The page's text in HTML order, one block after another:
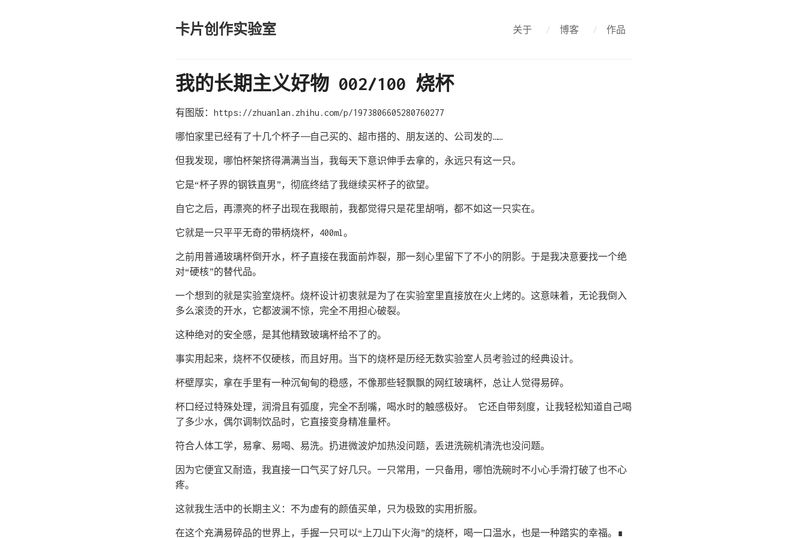
卡片创作实验室 关于 / 博客 / 作品
我的长期主义好物 002/100 烧杯
有图版：https://zhuanlan.zhihu.com/p/1973806605280760277
哪怕家里已经有了十几个杯子——自己买的、超市搭的、朋友送的、公司发的……
但我发现，哪怕杯架挤得满满当当，我每天下意识伸手去拿的，永远只有这一只。
它是“杯子界的钢铁直男”，彻底终结了我继续买杯子的欲望。
自它之后，再漂亮的杯子出现在我眼前，我都觉得只是花里胡哨，都不如这一只实在。
它就是一只平平无奇的带柄烧杯，400ml。
之前用普通玻璃杯倒开水，杯子直接在我面前炸裂，那一刻心里留下了不小的阴影。于是我决意要找一个绝
对“硬核”的替代品。
一个想到的就是实验室烧杯。烧杯设计初衷就是为了在实验室里直接放在火上烤的。这意味着，无论我倒入
多么滚烫的开水，它都波澜不惊，完全不用担心破裂。
这种绝对的安全感，是其他精致玻璃杯给不了的。
事实用起来，烧杯不仅硬核，而且好用。当下的烧杯是历经无数实验室人员考验过的经典设计。
杯壁厚实，拿在手里有一种沉甸甸的稳感，不像那些轻飘飘的网红玻璃杯，总让人觉得易碎。
杯口经过特殊处理，润滑且有弧度，完全不刮嘴，喝水时的触感极好。 它还自带刻度，让我轻松知道自己喝
了多少水，偶尔调制饮品时，它直接变身精准量杯。
符合人体工学，易拿、易喝、易洗。扔进微波炉加热没问题，丢进洗碗机清洗也没问题。
因为它便宜又耐造，我直接一口气买了好几只。一只常用，一只备用，哪怕洗碗时不小心手滑打破了也不心
疼。
这就我生活中的长期主义：不为虚有的颜值买单，只为极致的实用折服。
在这个充满易碎品的世界上，手握一只可以“上刀山下火海”的烧杯，喝一口温水，也是一种踏实的幸福。∎